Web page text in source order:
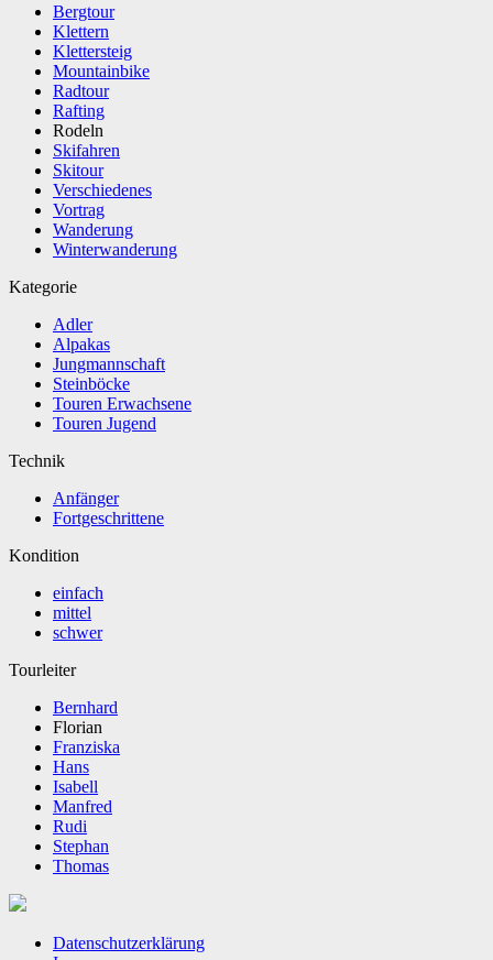
Bergtour
Klettern
Klettersteig
Mountainbike
Radtour
Rafting
Rodeln
Skifahren
Skitour
Verschiedenes
Vortrag
Wanderung
Winterwanderung
Kategorie
Adler
Alpakas
Jungmannschaft
Steinböcke
Touren Erwachsene
Touren Jugend
Technik
Anfänger
Fortgeschrittene
Kondition
einfach
mittel
schwer
Tourleiter
Bernhard
Florian
Franziska
Hans
Isabell
Manfred
Rudi
Stephan
Thomas
Datenschutzerklärung